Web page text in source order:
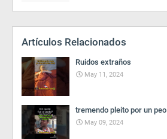
Artículos Relacionados
Ruidos extraños
May 11, 2024
tremendo pleito por un peo
May 09, 2024